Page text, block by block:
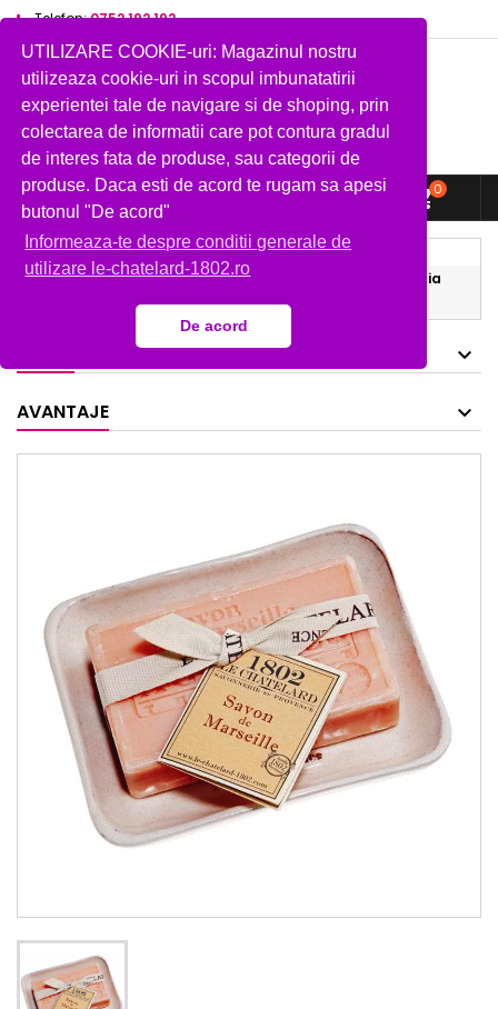
UTILIZARE COOKIE-uri: Magazinul nostru
utilizeaza cookie-uri in scopul imbunatatirii
experientei tale de navigare si de shoping, prin
colectarea de informatii care pot contura gradul
de interes fata de produse, sau categorii de
produse. Daca esti de acord te rugam sa apesi
butonul "De acord"
Informeaza-te despre conditii generale de
utilizare le-chatelard-1802.ro
De acord
Telefon:0752 192 192
   shopping_cart0
Acasa
Cadouri
Set cadou savoniera forma clasica si sapun de Marsilia
AVANTAJE